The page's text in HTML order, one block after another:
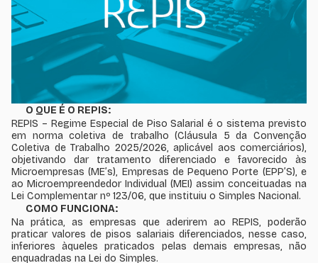
O QUE É O REPIS:
REPIS – Regime Especial de Piso Salarial é o sistema previsto
em norma coletiva de trabalho (Cláusula 5 da Convenção
Coletiva de Trabalho 2025/2026, aplicável aos comerciários),
objetivando dar tratamento diferenciado e favorecido às
Microempresas (ME’s), Empresas de Pequeno Porte (EPP’S), e
ao Microempreendedor Individual (MEI) assim conceituadas na
Lei Complementar nº 123/06, que instituiu o Simples Nacional.
COMO FUNCIONA:
Na prática, as empresas que aderirem ao REPIS, poderão
praticar valores de pisos salariais diferenciados, nesse caso,
inferiores àqueles praticados pelas demais empresas, não
enquadradas na Lei do Simples.